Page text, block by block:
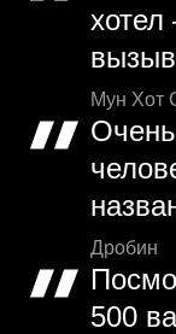
Мун Хот
Дробин
500